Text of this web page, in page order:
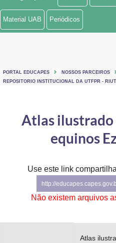
Ministério de Minas e Energia
Ministério do Turismo
Controladoria-Geral da União
Ministério da Mulher, da Família e dos
Secretaria-Geral
Material UAB Periódicos
PORTAL EDUCAPES
NOSSOS PARCEIROS
REPOSITORIO INSTITUCIONAL DA UTFPR - RIUT
Atlas ilustrado
equinos
Use este link
http://
Não existem arquivos
Atlas